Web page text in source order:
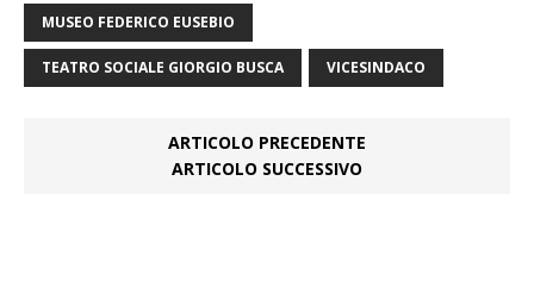
MUSEO FEDERICO EUSEBIO
TEATRO SOCIALE GIORGIO BUSCA VICESINDACO
ARTICOLO PRECEDENTE
ARTICOLO SUCCESSIVO